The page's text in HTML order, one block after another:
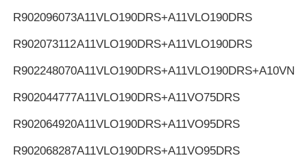
R902096073A11VLO190DRS+A11VLO190DRS
R902073112A11VLO190DRS+A11VLO190DRS
R902248070
R902044777A11VLO190DRS+A11VO75DRS
R902064920A11VLO190DRS+A11VO95DRS
R902068287A11VLO190DRS+A11VO95DRS